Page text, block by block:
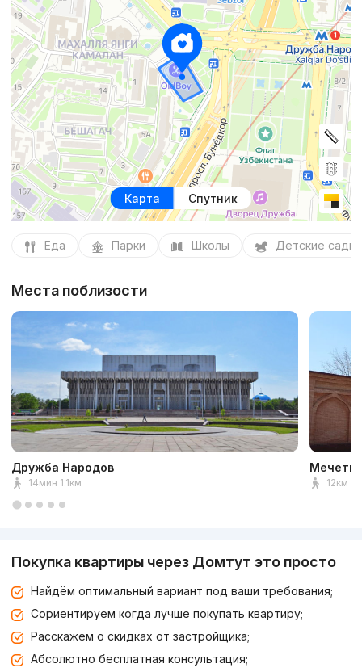
Карта Спутник
Еда Парки Школы Детские сады
Места поблизости
Дружба Народов
14мин 1.1км
Мечеть
12км
Покупка квартиры через Домтут это просто
Найдём оптимальный вариант под ваши требования;
Сориентируем когда лучше покупать квартиру;
Расскажем о скидках от застройщика;
Абсолютно бесплатная консультация;